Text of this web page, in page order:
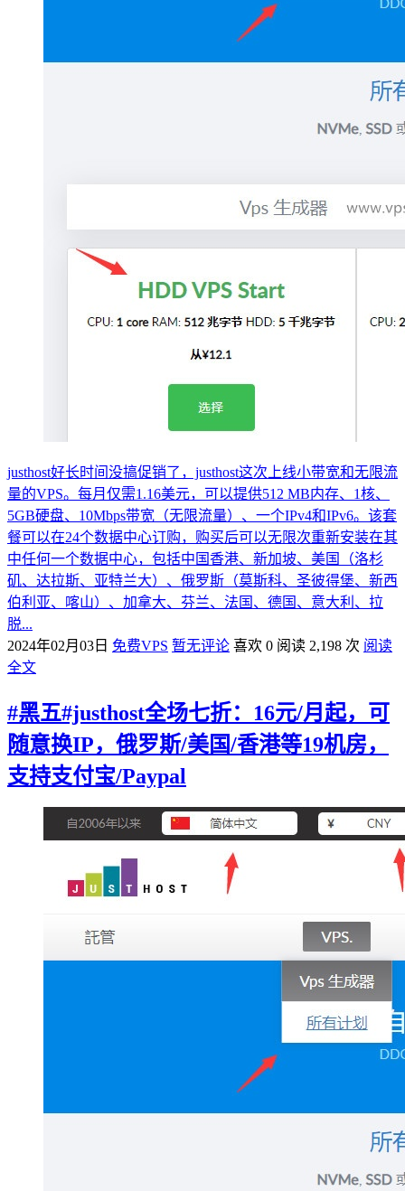
justhost好长时间没搞促销了，justhost这次上线小带宽和无限流
量的VPS。每月仅需1.16美元，可以提供512 MB内存、1核、
5GB硬盘、10Mbps带宽（无限流量）、一个IPv4和IPv6。该套
餐可以在24个数据中心订购，购买后可以无限次重新安装在其
中任何一个数据中心，包括中国香港、新加坡、美国（洛杉
矶、达拉斯、亚特兰大）、俄罗斯（莫斯科、圣彼得堡、新西
伯利亚、喀山）、加拿大、芬兰、法国、德国、意大利、拉
脱...
2024年02月03日 免费VPS 暂无评论 喜欢 0 阅读 2,198 次 阅读
全文
#黑五#justhost全场七折：16元/月起，可
随意换IP，俄罗斯/美国/香港等19机房，
支持支付宝/Paypal